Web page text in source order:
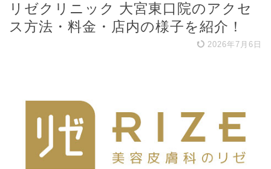
リゼクリニック 大宮東口院のアクセ
ス方法・料金・店内の様子を紹介！
2026年7月6日